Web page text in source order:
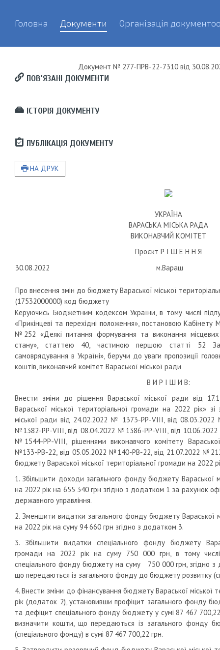
Головна Документи Організація
Документ № 277-ПРВ-22-7310 від
ПОВ’ЯЗАНІ ДОКУМЕНТИ
ІСТОРІЯ ДОКУМЕНТУ
ПУБЛІКАЦІЯ ДОКУМЕНТУ
НА ДРУК
УКРАЇНА
ВАРАСЬКА МІСЬКА РАДА
ВИКОНАВЧИЙ КОМІТЕТ
Проєкт Р І Ш Е Н Н Я
30.08.2022
м.Вараш
Про внесення змін до бюджету Вараської міської
(17532000000) код бюджету
Керуючись Бюджетним кодексом України, в тому числі
«Прикінцеві та перехідні положення», постановою Кабінету
№252 «Деякі питання формування та виконання
стану», статтею 40, частиною першою статті 52
самоврядування в Україні», беручи до уваги пропозиції
коштів, виконавчий комітет Вараської міської ради
В И Р І Ш И В:
Внести зміни до рішення Вараської міської ради від
Вараської міської територіальної громади на 2022 рік»
міської ради від 24.02.2022 № 1373-РР-VIII, від
№1382-PP-VIII, від 08.04.2022 №1386-РР-VIII, від
№1544-РР-VIII, рішеннями виконавчого комітету
№133-РВ-22, від 05.05.2022 №140-РВ-22, від 21.07.2022
бюджету Вараської міської територіальної громади на 2022
1. Збільшити доходи загального фонду бюджету Вараської
на 2022 рік на 655 340 грн згідно з додатком 1 за рахунок
державного управління.
2. Зменшити видатки загального фонду бюджету Вараської
на 2022 рік на суму 94 660 грн згідно з додатком 3.
3. Збільшити видатки спеціального фонду бюджету
громади на 2022 рік на суму 750 000 грн, в тому
спеціального фонду бюджету на суму 750 000 грн, згідно з
що передаються із загального фонду до бюджету розвитку
4. Внести зміни до фінансування бюджету Вараської міської
рік (додаток 2), установивши профіцит загального фонду
та дефіцит спеціального фонду бюджету у сумі 87 467
визначити кошти, що передаються із загального фонду
(спеціального фонду) в сумі 87 467 700,22 грн.